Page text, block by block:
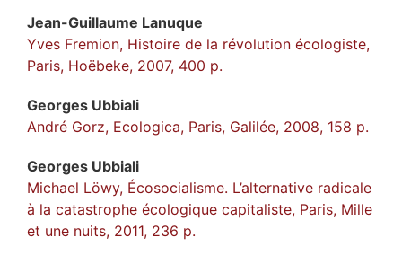
Jean-Guillaume Lanuque
Yves Fremion, Histoire de la révolution écologiste,
Paris, Hoëbeke, 2007, 400 p.
Georges Ubbiali
André Gorz, Ecologica, Paris, Galilée, 2008, 158 p.
Georges Ubbiali
Michael Löwy, Écosocialisme. L’alternative radicale
à la catastrophe écologique capitaliste, Paris, Mille
et une nuits, 2011, 236 p.